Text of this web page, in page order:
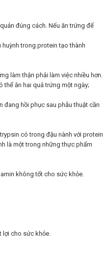
đúng cách. Nếu ăn trứng để
trong protein tạo thành
làm thận phải làm việc nhiều hơn.
thể ăn hai quả trứng một ngày;
đang hồi phục sau phẫu thuật cần
có trong đậu nành với protein
là một trong những thực phẩm
không tốt cho sức khỏe.
lợi cho sức khỏe.